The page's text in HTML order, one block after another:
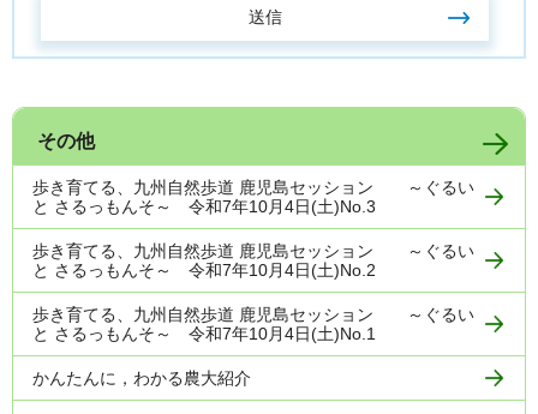
その他
歩き育てる、九州自然歩道 鹿児島セッション ～ぐるい
と さるっもんそ～ 令和7年10月4日(土)No.3
歩き育てる、九州自然歩道 鹿児島セッション ～ぐるい
と さるっもんそ～ 令和7年10月4日(土)No.2
歩き育てる、九州自然歩道 鹿児島セッション ～ぐるい
と さるっもんそ～ 令和7年10月4日(土)No.1
かんたんに，わかる農大紹介